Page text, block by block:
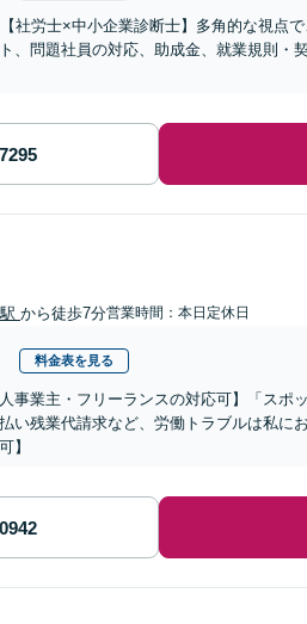
【社労士×中小企業診断士】多角的な視点
、問題社員の対応、助成金、就業規則・
から徒歩7分営業時間：本日定休日
料金表を見る
事業主・フリーランスの対応可】「ス
い残業代請求など、労働トラブルは私に
】